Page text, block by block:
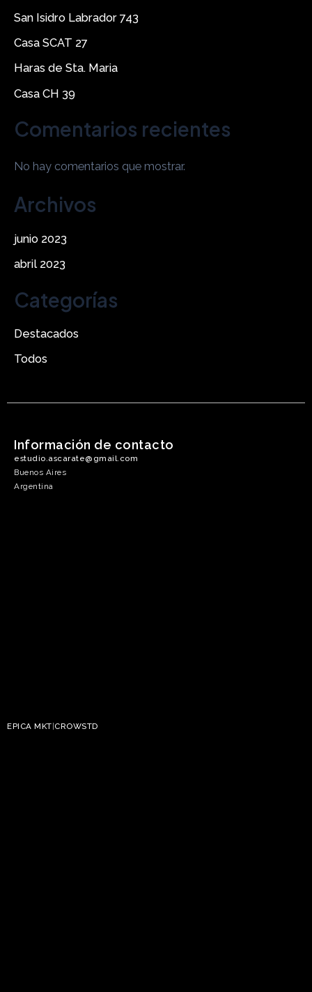
San Isidro Labrador 743
Casa SCAT 27
Haras de Sta. Maria
Casa CH 39
Comentarios recientes
No hay comentarios que mostrar.
Archivos
junio 2023
abril 2023
Categorías
Destacados
Todos
Información de contacto
estudio.ascarate@gmail.com
Buenos Aires
Argentina
EPICA MKT CROWSTD